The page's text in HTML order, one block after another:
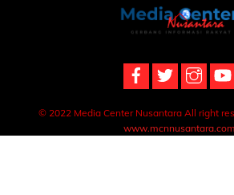
Back
To
© 2022 Media Center Nusantara All right
www.mcnnusantara.com